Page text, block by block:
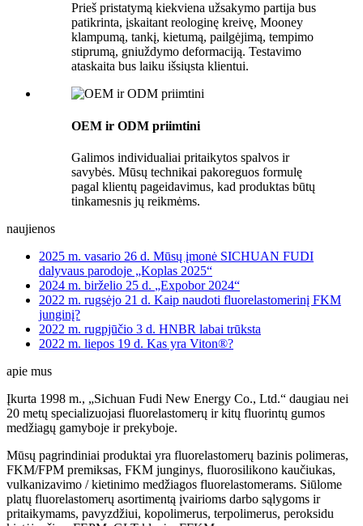
Prieš pristatymą kiekviena užsakymo partija bus
patikrinta, įskaitant reologinę kreivę, Mooney
klampumą, tankį, kietumą, pailgėjimą, tempimo
stiprumą, gniuždymo deformaciją. Testavimo
ataskaita bus laiku išsiųsta klientui.
OEM ir ODM priimtini
Galimos individualiai pritaikytos spalvos ir
savybės. Mūsų technikai pakoreguos formulę
pagal klientų pageidavimus, kad produktas būtų
tinkamesnis jų reikmėms.
naujienos
2025 m. vasario 26 d. Mūsų įmonė SICHUAN FUDI
dalyvaus parodoje „Koplas 2025“
2024 m. birželio 25 d. „Expobor 2024“
2022 m. rugsėjo 21 d. Kaip naudoti fluorelastomerinį FKM
junginį?
2022 m. rugpjūčio 3 d. HNBR labai trūksta
2022 m. liepos 19 d. Kas yra Viton®?
apie mus
Įkurta 1998 m., „Sichuan Fudi New Energy Co., Ltd.“ daugiau nei
20 metų specializuojasi fluorelastomerų ir kitų fluorintų gumos
medžiagų gamyboje ir prekyboje.
Mūsų pagrindiniai produktai yra fluorelastomerų bazinis polimeras,
FKM/FPM premiksas, FKM junginys, fluorosilikono kaučiukas,
vulkanizavimo / kietinimo medžiagos fluorelastomerams. Siūlome
platų fluorelastomerų asortimentą įvairioms darbo sąlygoms ir
pritaikymams, pavyzdžiui, kopolimerus, terpolimerus, peroksidu